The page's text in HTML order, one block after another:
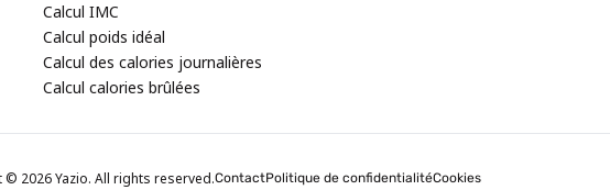
Calcul IMC
Calcul poids idéal
Calcul des calories journalières
Calcul calories brûlées
© 2026 Yazio. All rights reserved.ContactPolitique de confidentialitéCookies